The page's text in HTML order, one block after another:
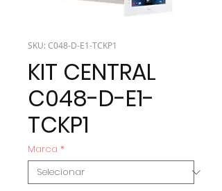
SKU: C048-D-E1-TCKP1
KIT CENTRAL
C048-D-E1-
TCKP1
Marca *